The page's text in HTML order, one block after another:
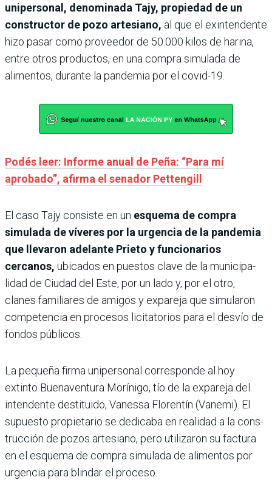
unipersonal, denominada Tajy, propiedad de un
construc­tor de pozo artesiano, al que el exintendente
hizo pasar como proveedor de 50.000 kilos de harina,
entre otros productos, en una compra simulada de
alimentos, durante la pande­mia por el covid-19.
Podés leer: Informe anual de Peña: “Para mí
aprobado”, afirma el senador Pettengill
El caso Tajy consiste en un esquema de compra
simulada de víveres por la urgencia de la pande­mia
que lle­varon adelante Prieto y fun­cionarios
cercanos, ubicados en puestos clave de la municipa­
lidad de Ciudad del Este, por un lado y, por el otro,
clanes familiares de amigos y expareja que simularon
compe­tencia en procesos licitatorios para el desvío de
fondos públicos.
La pequeña firma uniper­sonal corresponde al hoy
extinto Buenaventura Morínigo, tío de la expareja del
intendente destituido, Vanessa Floren­tín (Vanemi). El
supuesto propietario se dedicaba en realidad a la cons­
trucción de pozos artesiano, pero utilizaron su factura
en el esquema de compra simu­lada de alimentos por
urgen­cia para blindar el proceso.